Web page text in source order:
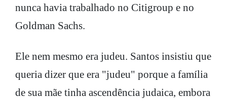
nunca havia trabalhado no Citigroup e no
Goldman Sachs.
Ele nem mesmo era judeu. Santos insistiu que
queria dizer que era "judeu" porque a família
de sua mãe tinha ascendência judaica, embora